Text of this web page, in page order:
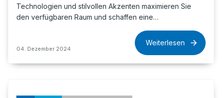
Technologien und stilvollen Akzenten maximieren Sie
den verfügbaren Raum und schaffen eine…
04. Dezember 2024
Weiterlesen